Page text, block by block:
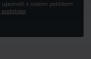
s našom politikom